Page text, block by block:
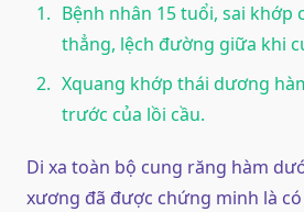
Bệnh nhân 15 tuổi, sai khớp
thẳng, lệch đường giữa khi
Xquang khớp thái dương
trước của lồi cầu.
Di xa toàn bộ cung răng hàm
xương đã được chứng minh là